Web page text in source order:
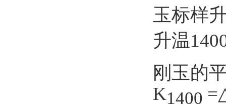
玉标样
升温
刚玉的
K1400 =